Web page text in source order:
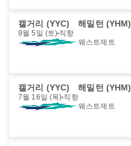
캘거리 (YYC) 해밀턴 (YHM)
9월 5일 (토) 직항
웨스트제트
캘거리 (YYC) 해밀턴 (YHM)
7월 16일 (목) 직항
웨스트제트